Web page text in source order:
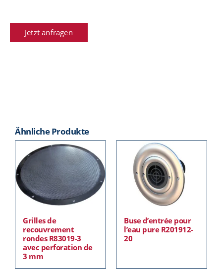
Jetzt anfragen
Ähnliche Produkte
Grilles de
recouvrement
rondes R83019-3
avec perforation de
3 mm
Buse d’entrée pour
l’eau pure R201912-
20